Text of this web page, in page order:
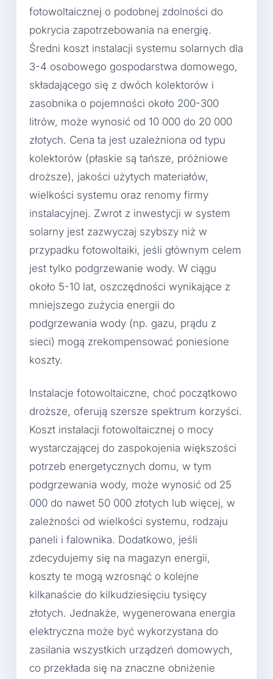
fotowoltaicznej o podobnej zdolności do
pokrycia zapotrzebowania na energię.
Średni koszt instalacji systemu solarnych dla
3-4 osobowego gospodarstwa domowego,
składającego się z dwóch kolektorów i
zasobnika o pojemności około 200-300
litrów, może wynosić od 10 000 do 20 000
złotych. Cena ta jest uzależniona od typu
kolektorów (płaskie są tańsze, próżniowe
droższe), jakości użytych materiałów,
wielkości systemu oraz renomy firmy
instalacyjnej. Zwrot z inwestycji w system
solarny jest zazwyczaj szybszy niż w
przypadku fotowoltaiki, jeśli głównym celem
jest tylko podgrzewanie wody. W ciągu
około 5-10 lat, oszczędności wynikające z
mniejszego zużycia energii do
podgrzewania wody (np. gazu, prądu z
sieci) mogą zrekompensować poniesione
koszty.
Instalacje fotowoltaiczne, choć początkowo
droższe, oferują szersze spektrum korzyści.
Koszt instalacji fotowoltaicznej o mocy
wystarczającej do zaspokojenia większości
potrzeb energetycznych domu, w tym
podgrzewania wody, może wynosić od 25
000 do nawet 50 000 złotych lub więcej, w
zależności od wielkości systemu, rodzaju
paneli i falownika. Dodatkowo, jeśli
zdecydujemy się na magazyn energii,
koszty te mogą wzrosnąć o kolejne
kilkanaście do kilkudziesięciu tysięcy
złotych. Jednakże, wygenerowana energia
elektryczna może być wykorzystana do
zasilania wszystkich urządzeń domowych,
co przekłada się na znaczne obniżenie